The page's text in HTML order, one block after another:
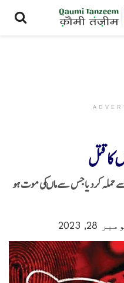
کا قتل
سے حملہ کردیاجس سےماںکی موت ہو
28, 2023